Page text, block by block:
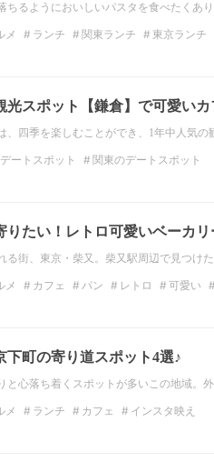
ちるようにおいしいパスタを食べたくあ
メ ランチ 関東ランチ
東京ランチ
光スポット【鎌倉】で可愛い
、四季を楽しむことができ、1年中人気
デートスポット
関東のデートスポット
りたい！レトロ可愛いベーカ
る街、東京・柴又。柴又駅周辺で見つけ
メ カフェ パン レトロ 可愛い
町の寄り道スポット4選♪
と心落ち着くスポットが多いこの地域。
メ ランチ カフェ
インスタ映え